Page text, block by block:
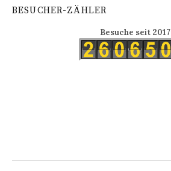
BESUCHER-ZÄHLER
Besuche seit 2017